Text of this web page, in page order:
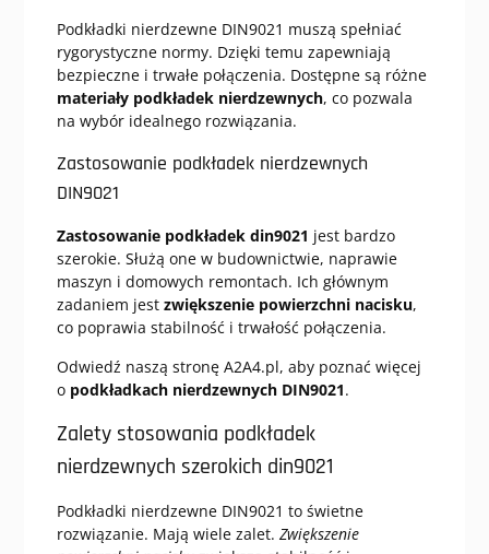
Podkładki nierdzewne DIN9021 muszą spełniać
rygorystyczne normy. Dzięki temu zapewniają
bezpieczne i trwałe połączenia. Dostępne są różne
materiały podkładek nierdzewnych, co pozwala
na wybór idealnego rozwiązania.
Zastosowanie podkładek nierdzewnych
DIN9021
Zastosowanie podkładek din9021 jest bardzo
szerokie. Służą one w budownictwie, naprawie
maszyn i domowych remontach. Ich głównym
zadaniem jest zwiększenie powierzchni nacisku,
co poprawia stabilność i trwałość połączenia.
Odwiedź naszą stronę A2A4.pl, aby poznać więcej
o podkładkach nierdzewnych DIN9021.
Zalety stosowania podkładek
nierdzewnych szerokich din9021
Podkładki nierdzewne DIN9021 to świetne
rozwiązanie. Mają wiele zalet. Zwiększenie